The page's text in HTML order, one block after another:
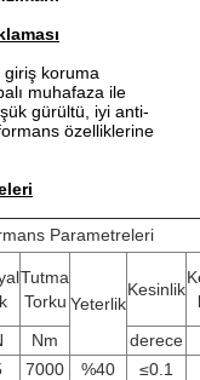
koruma
muhafaza ile
gürültü, iyi anti-
özelliklerine
Parametreleri
Tutma
Torku Yeterlik
Kesinlik
Nm
derece
7000 %40
≤0.1